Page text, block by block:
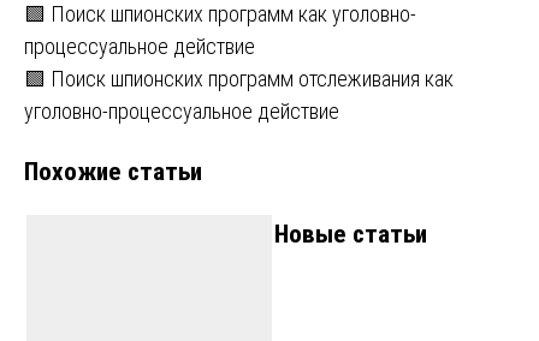
Навигация
по
записям
🟩 Поиск шпионских программ как уголовно-
процессуальное действие
🟩 Поиск шпионских программ отслеживания как
уголовно-процессуальное действие
Похожие статьи
Новые статьи